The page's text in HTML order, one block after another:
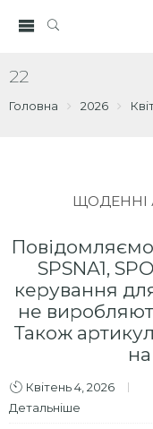
22
Головна 2026
ЩОДЕННІ
SPSNA1,
керування
не
Також
Квітень 4, 2026
Детальніше